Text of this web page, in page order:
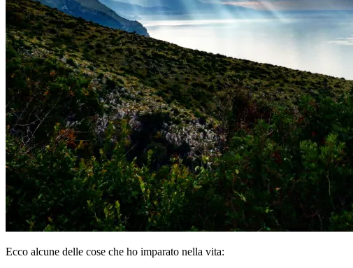
Ecco alcune delle cose che ho imparato nella vita: